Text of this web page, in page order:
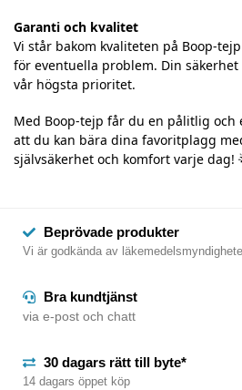
Garanti och kvalitet
Vi står bakom kvaliteten på Boop-
för eventuella problem. Din
vår högsta prioritet.
Med Boop-tejp får du en pålitlig och
att du kan bära dina favoritplagg
självsäkerhet och komfort varje dag!
Beprövade produkter
Vi är godkända av
Bra kundtjänst
via e-post och chatt
30 dagars rätt till byte*
14 dagars öppet köp